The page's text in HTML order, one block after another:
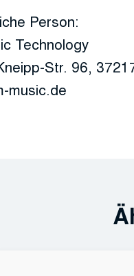
Person:
Technology
Str. 96,
music.de